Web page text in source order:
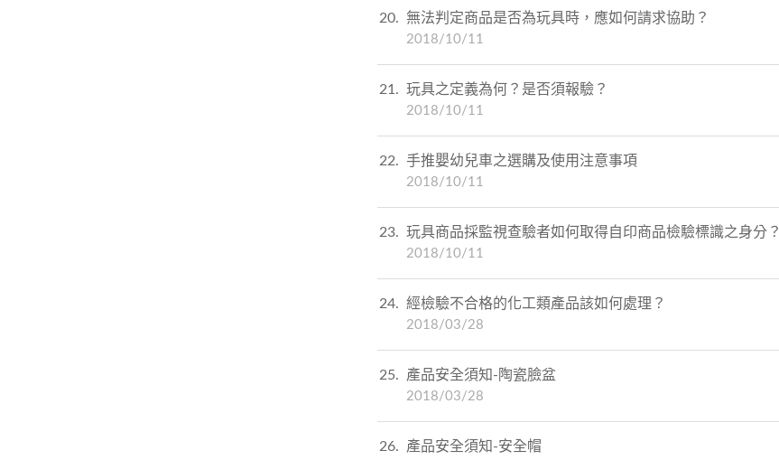
20 無法判定商品是否為玩具時，應如何請求協助？
2018/10/11
21 玩具之定義為何？是否須報驗？
2018/10/11
22 手推嬰幼兒車之選購及使用注意事項
2018/10/11
23 玩具商品採監視查驗者如何取得自印商品檢驗標識之身分？
2018/10/11
24 經檢驗不合格的化工類產品該如何處理？
2018/03/28
25 產品安全須知-陶瓷臉盆
2018/03/28
26 產品安全須知-安全帽